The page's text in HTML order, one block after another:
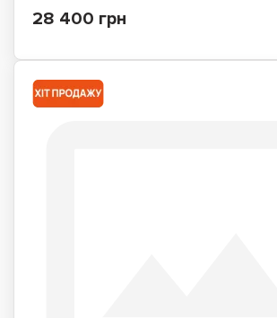
28 400 грн